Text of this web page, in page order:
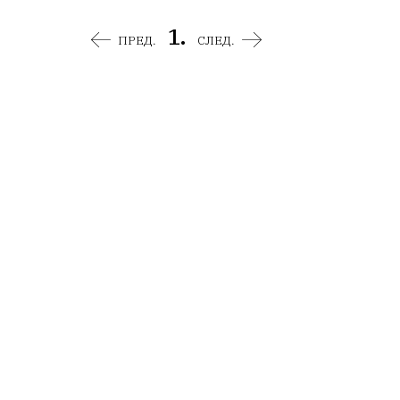
ПРЕД. 1. СЛЕД.